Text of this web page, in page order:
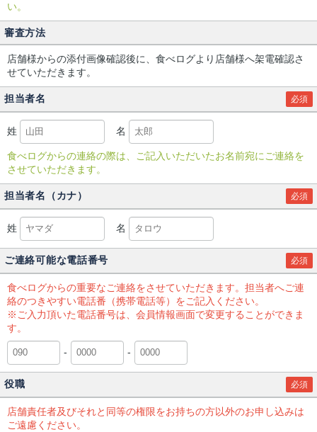
い。
審査方法
店舗様からの添付画像確認後に、食べログより店舗様へ架電確認さ
せていただきます。
担当者名 必須
姓 名
食べログからの連絡の際は、ご記入いただいたお名前宛にご連絡を
させていただきます。
担当者名（カナ） 必須
姓 名
ご連絡可能な電話番号 必須
食べログからの重要なご連絡をさせていただきます。担当者へご連
絡のつきやすい電話番（携帯電話等）をご記入ください。
※ご入力頂いた電話番号は、会員情報画面で変更することができま
す。
- -
役職 必須
店舗責任者及びそれと同等の権限をお持ちの方以外のお申し込みは
ご遠慮ください。